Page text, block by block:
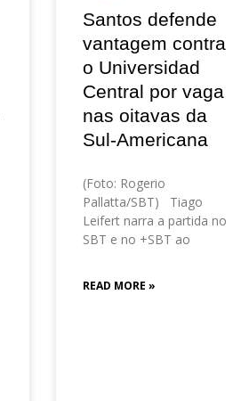
Santos defende
vantagem contra
o Universidad
Central por vaga
nas oitavas da
Sul-Americana
(Foto: Rogerio
Pallatta/SBT) Tiago
Leifert narra a partida no
SBT e no +SBT ao
READ MORE »